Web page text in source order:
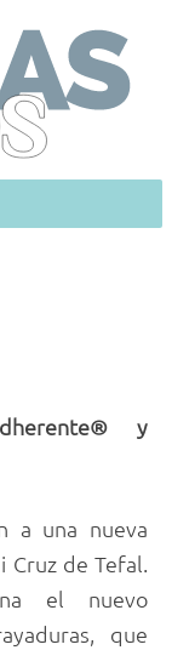
y
a una nueva
Cruz de Tefal.
el nuevo
que